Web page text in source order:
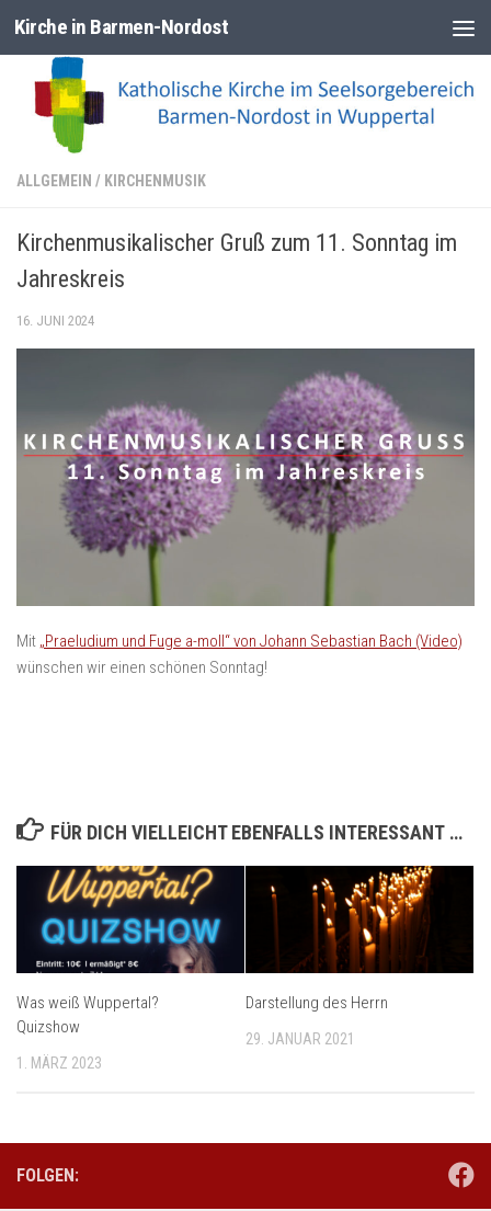
Zum Inhalt springen
Kirche in Barmen-Nordost
ALLGEMEIN / KIRCHENMUSIK
Kirchenmusikalischer Gruß zum 11. Sonntag im
Jahreskreis
16. JUNI 2024
Mit „Praeludium und Fuge a-moll“ von Johann Sebastian Bach (Video)
wünschen wir einen schönen Sonntag!
FÜR DICH VIELLEICHT EBENFALLS INTERESSANT …
Was weiß Wuppertal?
Quizshow
1. MÄRZ 2023
Darstellung des Herrn
29. JANUAR 2021
FOLGEN: